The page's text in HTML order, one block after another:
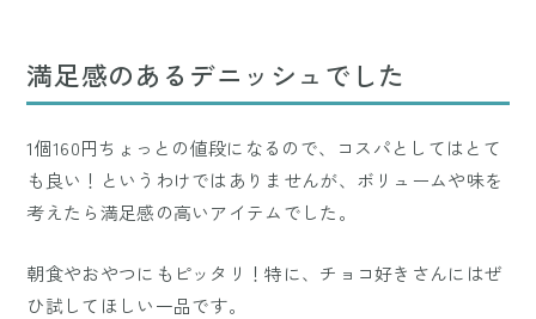
満足感のあるデニッシュでした
1個160円ちょっとの値段になるので、コスパとしてはとて
も良い！というわけではありませんが、ボリュームや味を
考えたら満足感の高いアイテムでした。
朝食やおやつにもピッタリ！特に、チョコ好きさんにはぜ
ひ試してほしい一品です。